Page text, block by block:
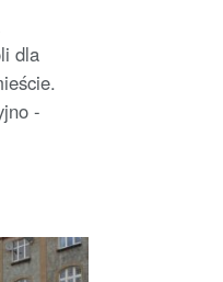
dla
-